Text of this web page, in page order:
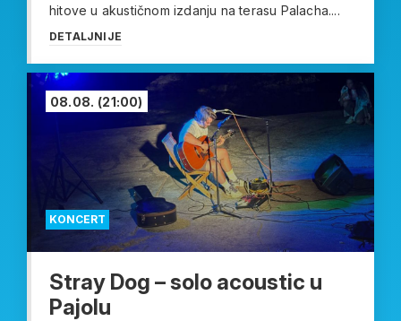
hitove u akustičnom izdanju na terasu Palacha....
DETALJNIJE
KONCERT
08.08. (21:00)
Stray Dog – solo acoustic u
Pajolu